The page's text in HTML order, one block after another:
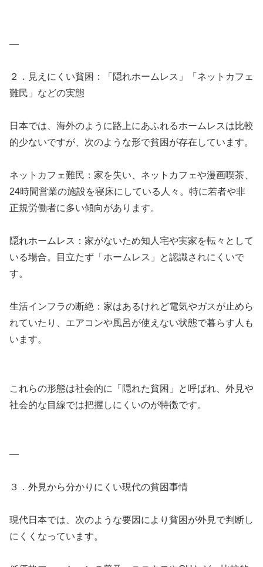
—
２．見えにくい貧困：「隠れホームレス」「ネットカフェ
難民」などの実態
日本では、海外のように路上にあふれるホームレスは比較
的少ないですが、次のような形で貧困が存在しています。
ネットカフェ難民：家を失い、ネットカフェや漫画喫茶、
24時間営業の施設を寝床にしている人々。特に若者や非
正規労働者に多い傾向があります。
隠れホームレス：家がないため知人宅や実家を転々として
いる場合。目立たず「ホームレス」と認識されにくいで
す。
生活インフラの断絶：家はあるけれど電気やガスが止めら
れていたり、エアコンや風呂が使えない状態で暮らす人も
います。
これらの形態は社会的に「隠れた貧困」と呼ばれ、外見や
社会的な目線では把握しにくいのが特徴です。
—
３．外見から分かりにくい現代の貧困事情
現代日本では、次のような要因により貧困が外見で判断し
にくくなっています。